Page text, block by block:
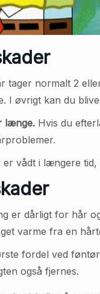
tager normalt 2
I øvrigt kan du
længe. Hvis du
er vådt i længere
er dårligt for hår
varme fra en
fordel ved
også fjernes.